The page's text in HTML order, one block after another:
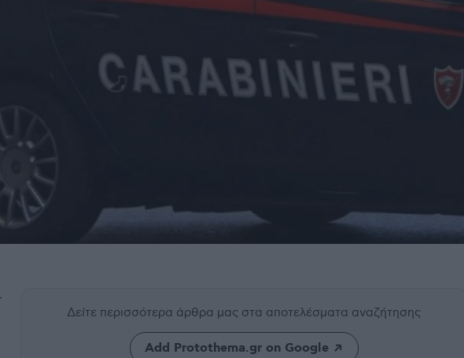
Δείτε περισσότερα άρθρα μας στα αποτελέσματα αναζήτησης
Add Protothema.gr on Google